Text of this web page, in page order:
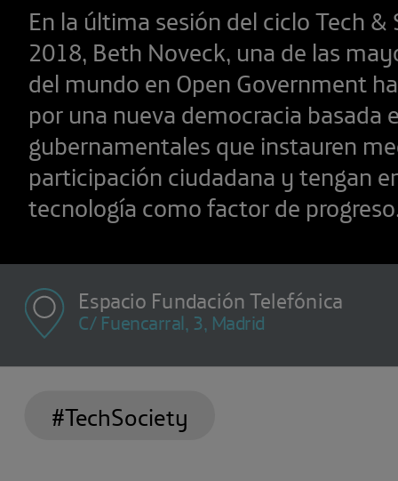
En la última sesión del ciclo Tech
2018, Beth Noveck, una de las
del mundo en Open Government
por una nueva democracia basada
gubernamentales que instauren
participación ciudadana y tengan
tecnología como factor de
Espacio Fundación Telefónica
C/ Fuencarral, 3, Madrid
#TechSociety